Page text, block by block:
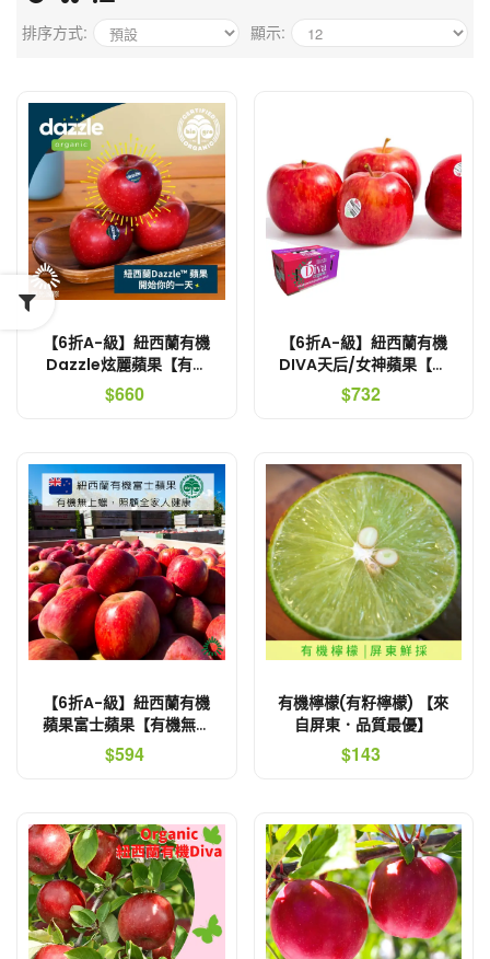
排序方式: 顯示:
【6折A-級】紐西蘭有機
Dazzle炫麗蘋果【有機
無上蠟】
$660
【6折A-級】紐西蘭有機
DIVA天后/女神蘋果【鮮
採免運費．有機無上蠟】
$732
【6折A-級】紐西蘭有機
蘋果富士蘋果【有機無上
蠟】
$594
有機檸檬(有籽檸檬) 【來
自屏東．品質最優】
$143